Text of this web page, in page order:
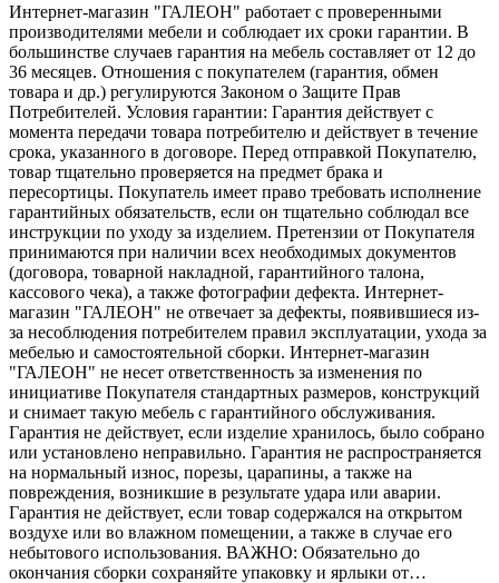
Интернет-магазин "ГАЛЕОН" работает с проверенными
производителями мебели и соблюдает их сроки гарантии. В
большинстве случаев гарантия на мебель составляет от 12 до
36 месяцев. Отношения с покупателем (гарантия, обмен
товара и др.) регулируются Законом о Защите Прав
Потребителей. Условия гарантии: Гарантия действует с
момента передачи товара потребителю и действует в течение
срока, указанного в договоре. Перед отправкой Покупателю,
товар тщательно проверяется на предмет брака и
пересортицы. Покупатель имеет право требовать исполнение
гарантийных обязательств, если он тщательно соблюдал все
инструкции по уходу за изделием. Претензии от Покупателя
принимаются при наличии всех необходимых документов
(договора, товарной накладной, гарантийного талона,
кассового чека), а также фотографии дефекта. Интернет-
магазин "ГАЛЕОН" не отвечает за дефекты, появившиеся из-
за несоблюдения потребителем правил эксплуатации, ухода за
мебелью и самостоятельной сборки. Интернет-магазин
"ГАЛЕОН" не несет ответственность за изменения по
инициативе Покупателя стандартных размеров, конструкций
и снимает такую мебель с гарантийного обслуживания.
Гарантия не действует, если изделие хранилось, было собрано
или установлено неправильно. Гарантия не распространяется
на нормальный износ, порезы, царапины, а также на
повреждения, возникшие в результате удара или аварии.
Гарантия не действует, если товар содержался на открытом
воздухе или во влажном помещении, а также в случае его
небытового использования. ВАЖНО: Обязательно до
окончания сборки сохраняйте упаковку и ярлыки от…